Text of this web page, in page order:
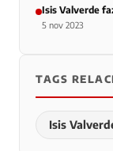
Isis Valverde
5 nov 2023
TAGS
Isis